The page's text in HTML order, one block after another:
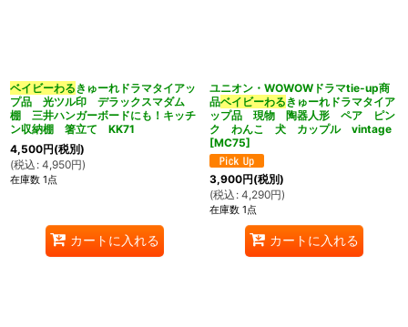
ベイビーわるきゅーれドラマタイアッ
プ品 光ツル印 デラックスマダム
棚 三井ハンガーボードにも！キッチ
ン収納棚 箸立て KK71
4,500円(税別)
(税込 : 4,950円)
在庫数 1点
カートに入れる
ユニオン・WOWOWドラマtie-up商
品ベイビーわるきゅーれドラマタイア
ップ品 現物 陶器人形 ペア ピン
ク わんこ 犬 カップル vintage
[MC75]
3,900円(税別)
(税込 : 4,290円)
在庫数 1点
カートに入れる